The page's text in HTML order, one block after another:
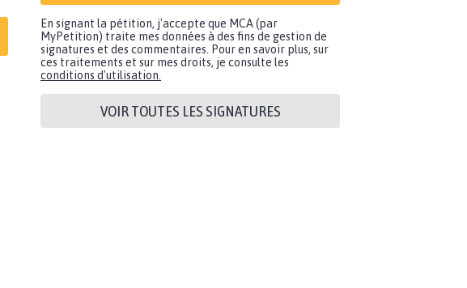
En signant la pétition, j'accepte que MCA (par
MyPetition) traite mes données à des fins de gestion de
signatures et des commentaires. Pour en savoir plus, sur
ces traitements et sur mes droits, je consulte les
conditions d'utilisation.
VOIR TOUTES LES SIGNATURES